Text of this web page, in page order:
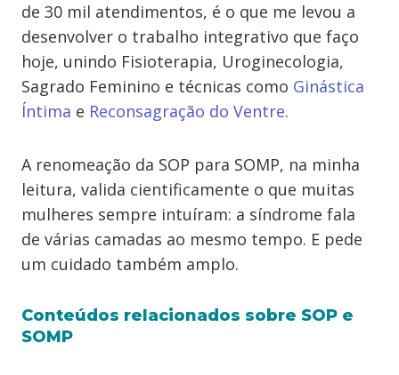
de 30 mil atendimentos, é o que me levou a
desenvolver o trabalho integrativo que faço
hoje, unindo Fisioterapia, Uroginecologia,
Sagrado Feminino e técnicas como Ginástica
Íntima e Reconsagração do Ventre.
A renomeação da SOP para SOMP, na minha
leitura, valida cientificamente o que muitas
mulheres sempre intuíram: a síndrome fala
de várias camadas ao mesmo tempo. E pede
um cuidado também amplo.
Conteúdos relacionados sobre SOP e
SOMP